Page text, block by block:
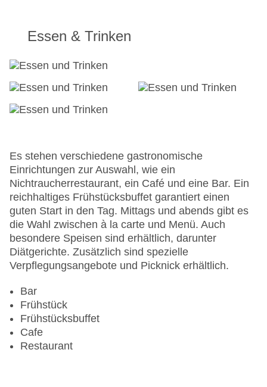
24h Rezeption
Check-in von: 15:00:00
Check-out bis: 12:00:00
Garage
Hotelsafe
WLAN/WiFi im Hotel
Letzte umfassende Renovierung: 1999
Lift
Anzahl der Konferenzräume: 1
Anzahl der Aufzüge: 1
Zimmerservice
Gesamtanzahl der Stockwerke: 3
Gesamtanzahl der Zimmer: 128
EC Maestro, Mastercard, Visa
Landeskategorie: 4 Sterne
Essen & Trinken
Es stehen verschiedene gastronomische
Einrichtungen zur Auswahl, wie ein
Nichtraucherrestaurant, ein Café und eine Bar. Ein
reichhaltiges Frühstücksbuffet garantiert einen
guten Start in den Tag. Mittags und abends gibt es
die Wahl zwischen à la carte und Menü. Auch
besondere Speisen sind erhältlich, darunter
Diätgerichte. Zusätzlich sind spezielle
Verpflegungsangebote und Picknick erhältlich.
Bar
Frühstück
Frühstücksbuffet
Cafe
Restaurant